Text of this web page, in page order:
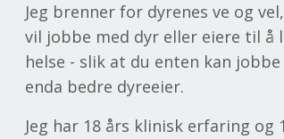
Jeg brenner for dyrenes ve og
vil jobbe med dyr eller eiere til å
helse - slik at du enten kan
enda bedre dyreeier.
Jeg har 18 års klinisk erfaring og